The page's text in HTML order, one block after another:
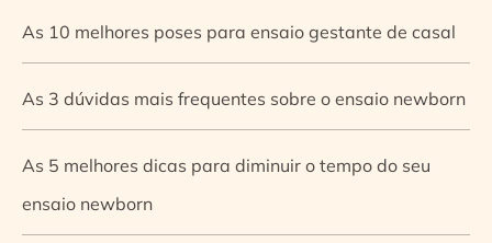
As 10 melhores poses para ensaio gestante de casal
As 3 dúvidas mais frequentes sobre o ensaio newborn
As 5 melhores dicas para diminuir o tempo do seu
ensaio newborn